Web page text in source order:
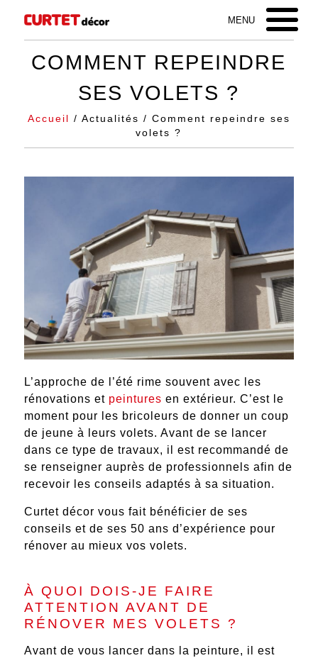
COMMENT REPEINDRE
SES VOLETS ?
Accueil
/ Actualités / Comment repeindre ses
volets ?
L’approche de l’été rime souvent avec les
rénovations et peintures en extérieur. C’est le
moment pour les bricoleurs de donner un coup
de jeune à leurs volets. Avant de se lancer
dans ce type de travaux, il est recommandé de
se renseigner auprès de professionnels afin de
recevoir les conseils adaptés à sa situation.
Curtet décor vous fait bénéficier de ses
conseils et de ses 50 ans d’expérience pour
rénover au mieux vos volets.
À QUOI DOIS-JE FAIRE
ATTENTION AVANT DE
RÉNOVER MES VOLETS ?
Avant de vous lancer dans la peinture, il est